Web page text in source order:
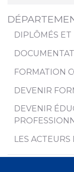
DIPLÔMÉS
FORMATION
DEVENIR
DEVENIR
LES